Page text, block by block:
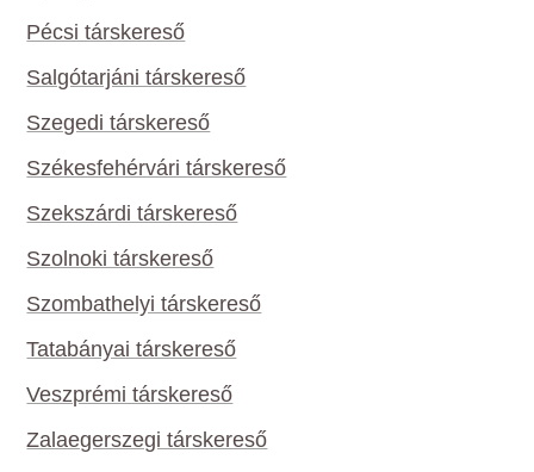
Pécsi társkereső
Salgótarjáni társkereső
Szegedi társkereső
Székesfehérvári társkereső
Szekszárdi társkereső
Szolnoki társkereső
Szombathelyi társkereső
Tatabányai társkereső
Veszprémi társkereső
Zalaegerszegi társkereső